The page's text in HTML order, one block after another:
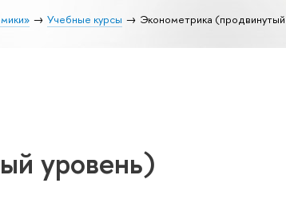
Учебные курсы Эконометрика
уровень)